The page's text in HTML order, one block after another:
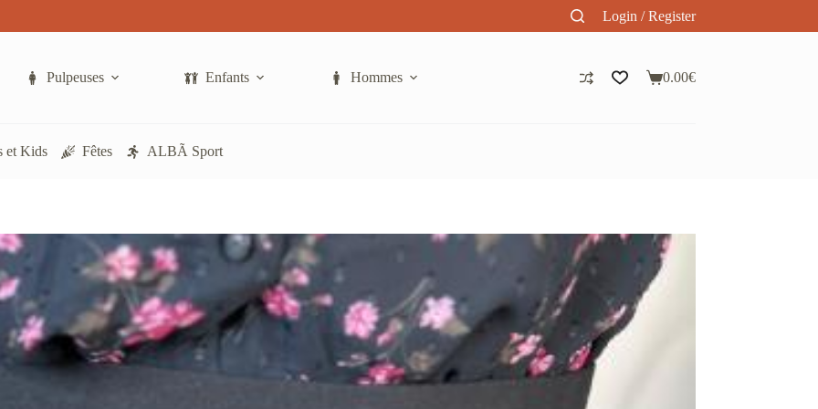
options
peuvent
Login / Register
Pulpeuses Enfants Hommes
Panier
0.00€
et Kids Fêtes ALBÃ Sport